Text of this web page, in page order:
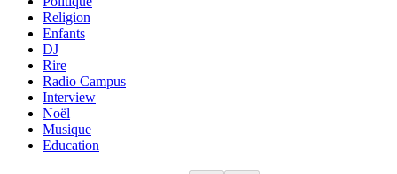
Religion
Enfants
DJ
Rire
Radio Campus
Interview
Noël
Musique
Education